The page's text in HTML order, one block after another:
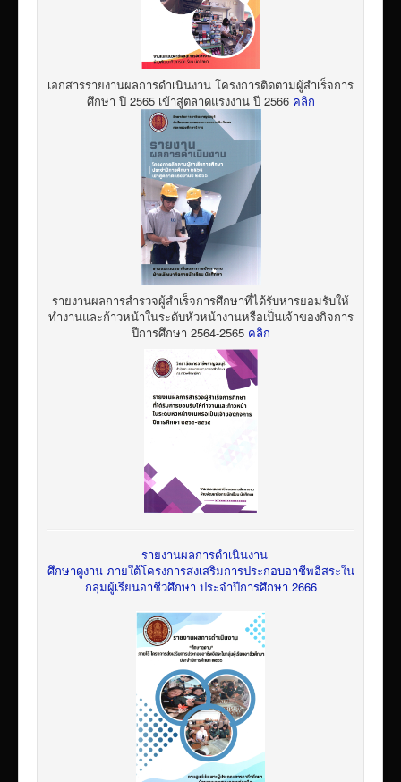
เอกสารรายงานผลการดำเนินงาน โครงการติดตามผู้สำเร็จการ
ศึกษา ปี 2565 เข้าสู่ตลาดแรงงาน ปี 2566 คลิก
รายงานผลการสำรวจผู้สำเร็จการศึกษาที่ได้รับหารยอมรับให้
ทำงานและก้าวหน้าในระดับหัวหน้างานหรือเป็นเจ้าของกิจการ
ปีการศึกษา 2564-2565 คลิก
รายงานผลการดำเนินงาน
ศึกษาดูงาน ภายใต้โครงการส่งเสริมการประกอบอาชีพอิสระใน
กลุ่มผู้เรียนอาชีวศึกษา ประจำปีการศึกษา 2666